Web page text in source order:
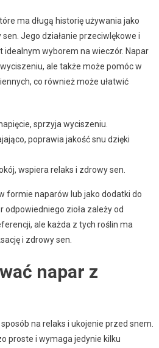
ma długą historię używania jako
Jego działanie przeciwlękowe i
idealnym wyborem na wieczór. Napar
ale także może pomóc w
co również może ułatwić
sprzyja wyciszeniu.
poprawia jakość snu dzięki
wspiera relaks i zdrowy sen.
formie naparów lub jako dodatki do
odpowiedniego zioła zależy od
ale każda z tych roślin ma
i zdrowy sen.
napar z
na relaks i ukojenie przed snem.
proste i wymaga jedynie kilku